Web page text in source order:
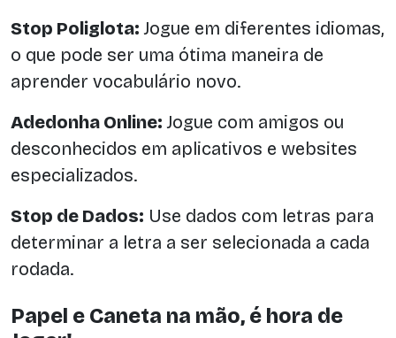
Stop Poliglota: Jogue em diferentes idiomas,
o que pode ser uma ótima maneira de
aprender vocabulário novo.
Adedonha Online: Jogue com amigos ou
desconhecidos em aplicativos e websites
especializados.
Stop de Dados: Use dados com letras para
determinar a letra a ser selecionada a cada
rodada.
Papel e Caneta na mão, é hora de